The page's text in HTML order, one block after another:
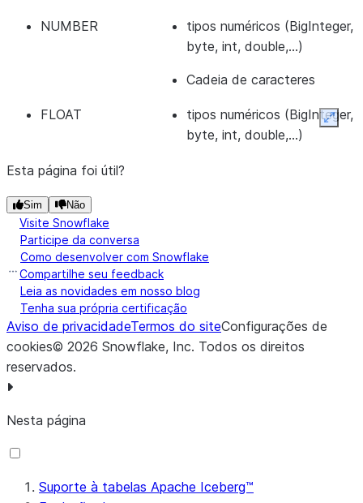
NUMBER
tipos numéricos (BigInteger,
byte, int, double,…)
Cadeia de caracteres
FLOAT
tipos numéricos (BigInteger,
byte, int, double,…)
BOOLEAN
byte, int, double,…)
Cadeia de caracteres
Consultedetalhes da conversão
TIME
Esta página foi útil?
Sim Não
Visite Snowflake
Participe da conversa
Como desenvolver com Snowflake
Compartilhe seu feedback
Leia as novidades em nosso blog
Tenha sua própria certificação
Aviso de privacidadeTermos do siteConfigurações de
cookies© 2026 Snowflake, Inc. Todos os direitos
reservados.
Nesta página
Suporte à tabelas Apache Iceberg™